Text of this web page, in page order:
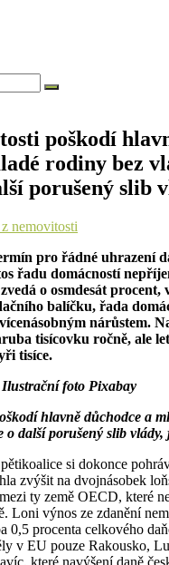
poškodí
rodiny bez
porušený slib
nemovitosti
pro řádné uhrazení
řadu domácností
o osmdesát procent,
balíčku, řada
nárůstem.
tisícovku ročně, ale
tisíce.
Ilustrační foto Pixabay
hlavně důchodce a
o další porušený slib
si dokonce
zvýšit na dvojnásobek
ty země OECD, které
Loni výnos ze zdanění
0,5 procenta celkového
v EU pouze Rakousko,
které navýšení daně